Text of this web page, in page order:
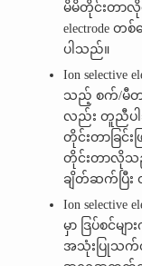
မိမိတိုင်းတာလို
electrode တ
ပါသည်။
Ion selective
သည့် စက်/မီ
လည်း တူညီပါသ
တိုင်းတာခြင်းဖ
တိုင်းတာလိုသည့်
ချိတ်ဆက်ပြီး
Ion selective
မှာ ဒြပ်စင်မ
အသုံးပြုသက်တ